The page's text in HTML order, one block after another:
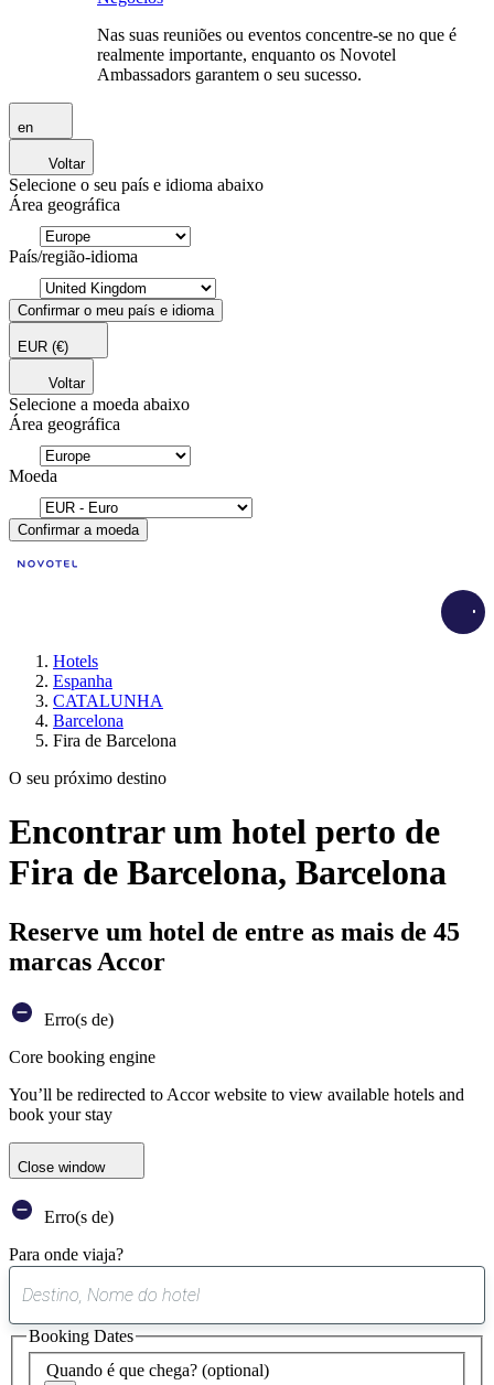
Nas suas reuniões ou eventos concentre-se no que é
realmente importante, enquanto os Novotel
Ambassadors garantem o seu sucesso.
en
Voltar
Selecione o seu país e idioma abaixo
Área geográfica
País/região-idioma
Confirmar o meu país e idioma
EUR (€)
Voltar
Selecione a moeda abaixo
Área geográfica
Moeda
Confirmar a moeda
Hotels
Espanha
CATALUNHA
Barcelona
Fira de Barcelona
O seu próximo destino
Encontrar um hotel perto de
Fira de Barcelona, Barcelona
Reserve um hotel de entre as mais de 45
marcas Accor
Erro(s de)
Core booking engine
You’ll be redirected to Accor website to view available hotels and
book your stay
Close window
Erro(s de)
Para onde viaja?
sugestão
encontrada
Quando é que chega? (optional)
Booking Dates